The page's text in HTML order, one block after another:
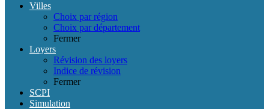
Villes
Choix par région
Choix par département
Fermer
Loyers
Révision des loyers
Indice de révision
Fermer
SCPI
Simulation